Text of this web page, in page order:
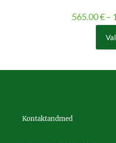
565.00€–
This
Kontaktandmed